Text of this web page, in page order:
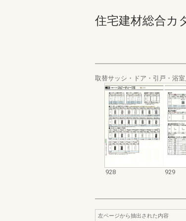
住宅建材総合カ
取替サッシ・ドア・引戸・浴室
928 929
左ページから抽出された内容